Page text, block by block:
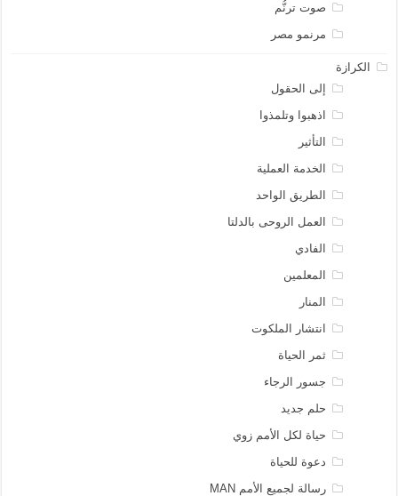
صوت ترنُّم
مرنمو مصر
الكرازة
إلى الحقول
اذهبوا وتلمذوا
التأثير
الخدمة العملية
الطريق الواحد
العمل الروحى بالدلتا
الفادي
المعلمين
المنار
انتشار الملكوت
ثمر الحياة
جسور الرجاء
حلم جديد
حياة لكل الأمم زوي
دعوة للحياة
رسالة لجميع الأمم MAN